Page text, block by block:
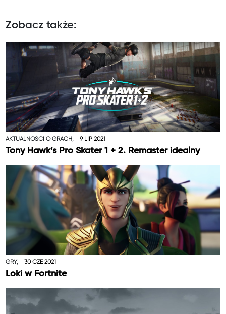
Zobacz także:
AKTUALNOŚCI O GRACH, 9 LIP 2021
Tony Hawk’s Pro Skater 1 + 2. Remaster idealny
GRY, 30 CZE 2021
Loki w Fortnite